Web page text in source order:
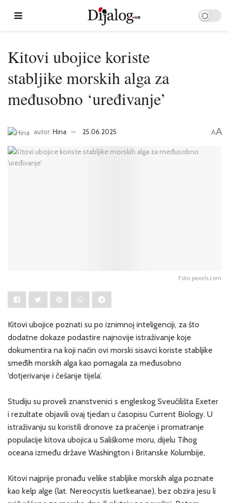
Kitovi ubojice koriste
stabljike morskih alga za
međusobno ‘uređivanje’
autor: Hina 25.06.2025 AA
Foto: pexels.com
Kitovi ubojice poznati su po iznimnoj inteligenciji, za što
dodatne dokaze podastire najnovije istraživanje koje
dokumentira na koji način ovi morski sisavci koriste stabljike
smeđih morskih alga kao pomagala za međusobno
‘dotjerivanje i češanje tijela’.
Studiju su proveli znanstvenici s engleskog Sveučilišta Exeter
i rezultate objavili ovaj tjedan u časopisu Current Biology. U
istraživanju su koristili dronove za praćenje i promatranje
populacije kitova ubojica u Sališkome moru, dijelu Tihog
oceana između države Washington i Britanske Kolumbije,
Kitovi najprije pronađu velike stabljike morskih alga poznate
kao kelp alge (lat. Nereocystis luetkeanae), bez obzira jesu li